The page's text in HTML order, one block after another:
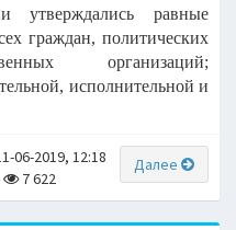
утверждались равные
граждан, политических
организаций;
исполнительной и
Далее
06-2019, 12:18
7 622